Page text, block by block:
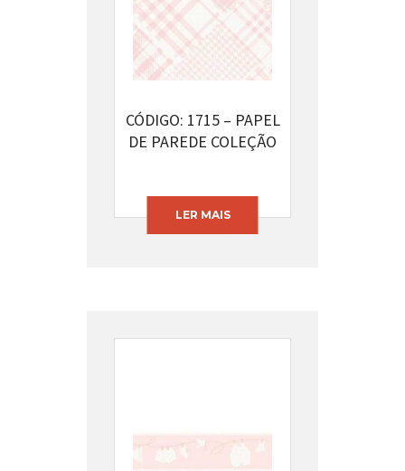
CÓDIGO: 1715 – PAPEL
DE PAREDE COLEÇÃO
LER MAIS